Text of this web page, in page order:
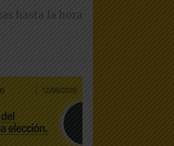
hasta la hora